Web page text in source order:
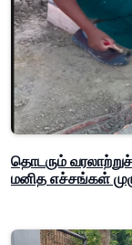
தொடரும்
மனித எச்சங்கள்